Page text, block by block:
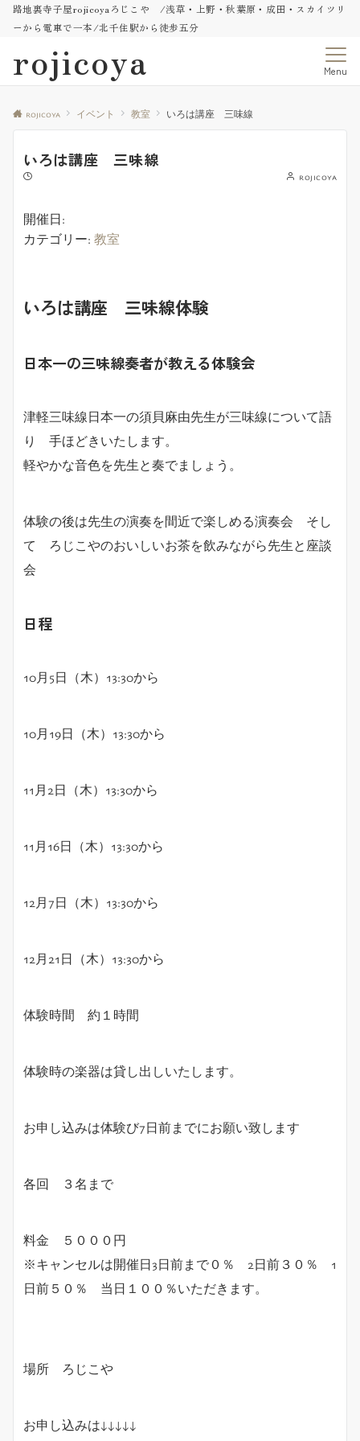
路地裏寺子屋rojicoyaろじこや /浅草・上野・秋葉原・成田・スカイツリ
ーから電車で一本/北千住駅から徒歩五分
rojicoya Menu
rojicoya イベント 教室 いろは講座 三味線
いろは講座 三味線
rojicoya
開催日:
カテゴリー: 教室
いろは講座 三味線体験
日本一の三味線奏者が教える体験会
津軽三味線日本一の須貝麻由先生が三味線について語
り 手ほどきいたします。
軽やかな音色を先生と奏でましょう。
体験の後は先生の演奏を間近で楽しめる演奏会 そし
て ろじこやのおいしいお茶を飲みながら先生と座談
会
日程
10月5日（木）13:30から
10月19日（木）13:30から
11月2日（木）13:30から
11月16日（木）13:30から
12月7日（木）13:30から
12月21日（木）13:30から
体験時間 約１時間
体験時の楽器は貸し出しいたします。
お申し込みは体験び7日前までにお願い致します
各回 ３名まで
料金 ５０００円
※キャンセルは開催日3日前まで０％ 2日前３０％ 1
日前５０％ 当日１００％いただきます。
場所 ろじこや
お申し込みは↓↓↓↓↓